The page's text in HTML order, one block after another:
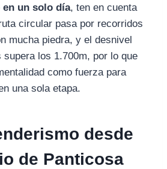
en un solo día, ten en cuenta
circular pasa por recorridos
mucha piedra, y el desnivel
supera los 1.700m, por lo que
como fuerza para
una sola etapa.
desde
de Panticosa